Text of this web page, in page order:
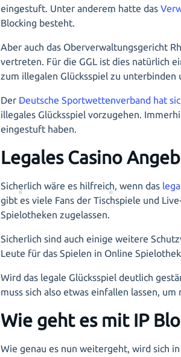
eingestuft. Unter anderem hatte das
Blocking besteht.
Aber auch das Oberverwaltungsgericht
vertreten. Für die GGL ist dies natürlich
zum illegalen Glücksspiel zu unterbinden
Der Deutsche Sportwettenverband hat
illegales Glücksspiel vorzugehen.
eingestuft haben.
Legales Casino
Sicherlich wäre es hilfreich, wenn das
gibt es viele Fans der Tischspiele und
Spielotheken zugelassen.
Sicherlich sind auch einige weitere
Leute für das Spielen in Online
Wird das legale Glücksspiel deutlich
muss sich also etwas einfallen lassen,
Wie geht es mit IP
Wie genau es nun weitergeht, wird sich